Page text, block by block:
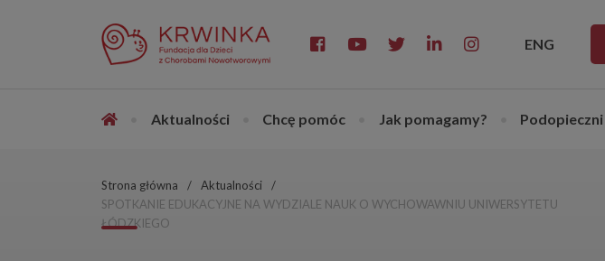
ENG
Aktualności Chcę pomóc Jak pomagamy? Podopieczni
Strona główna
Aktualności
SPOTKANIE EDUKACYJNE NA WYDZIALE NAUK O WYCHOWAWNIU UNIWERSYTETU
ŁÓDZKIEGO